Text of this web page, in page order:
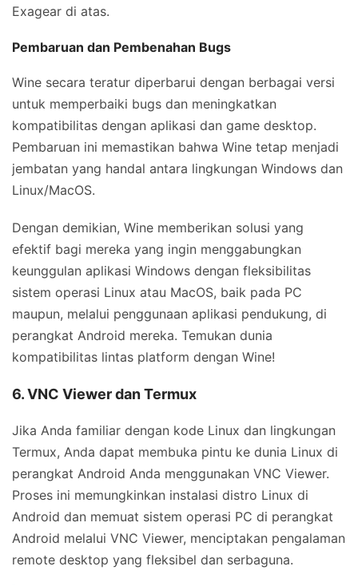
Exagear di atas.
Pembaruan dan Pembenahan Bugs
Wine secara teratur diperbarui dengan berbagai versi
untuk memperbaiki bugs dan meningkatkan
kompatibilitas dengan aplikasi dan game desktop.
Pembaruan ini memastikan bahwa Wine tetap menjadi
jembatan yang handal antara lingkungan Windows dan
Linux/MacOS.
Dengan demikian, Wine memberikan solusi yang
efektif bagi mereka yang ingin menggabungkan
keunggulan aplikasi Windows dengan fleksibilitas
sistem operasi Linux atau MacOS, baik pada PC
maupun, melalui penggunaan aplikasi pendukung, di
perangkat Android mereka. Temukan dunia
kompatibilitas lintas platform dengan Wine!
6. VNC Viewer dan Termux
Jika Anda familiar dengan kode Linux dan lingkungan
Termux, Anda dapat membuka pintu ke dunia Linux di
perangkat Android Anda menggunakan VNC Viewer.
Proses ini memungkinkan instalasi distro Linux di
Android dan memuat sistem operasi PC di perangkat
Android melalui VNC Viewer, menciptakan pengalaman
remote desktop yang fleksibel dan serbaguna.